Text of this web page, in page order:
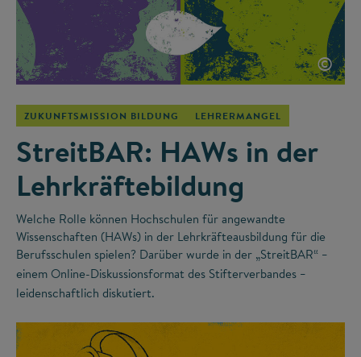
©
ZUKUNFTSMISSION BILDUNG LEHRERMANGEL
StreitBAR: HAWs in der
Lehrkräftebildung
Welche Rolle können Hochschulen für angewandte
Wissenschaften (HAWs) in der Lehrkräfteausbildung für die
Berufsschulen spielen? Darüber wurde in der „StreitBAR“ –
einem Online-Diskussionsformat des Stifterverbandes –
leidenschaftlich diskutiert.